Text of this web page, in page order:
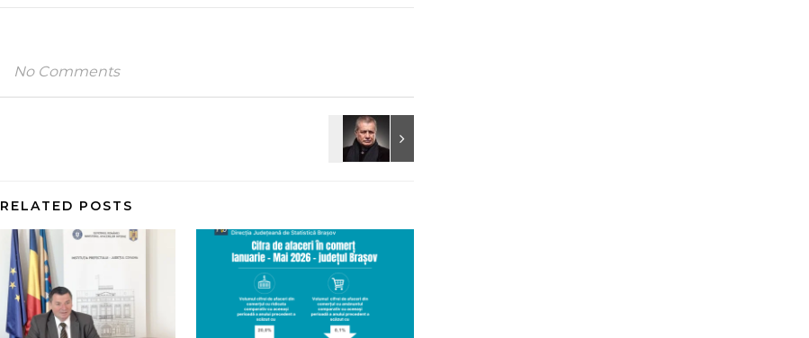
No Comments
RELATED POSTS